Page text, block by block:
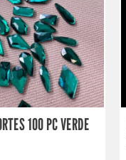
100 PC VERDE